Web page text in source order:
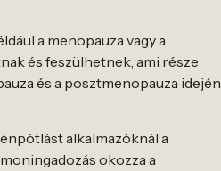
a menopauza vagy a
és feszülhetnek, ami része
és a posztmenopauza idején
alkalmazóknál a
okozza a